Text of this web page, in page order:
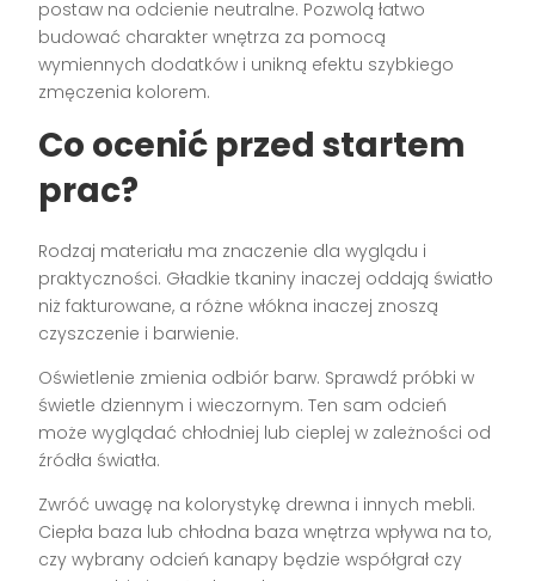
postaw na odcienie neutralne. Pozwolą łatwo
budować charakter wnętrza za pomocą
wymiennych dodatków i unikną efektu szybkiego
zmęczenia kolorem.
Co ocenić przed startem
prac?
Rodzaj materiału ma znaczenie dla wyglądu i
praktyczności. Gładkie tkaniny inaczej oddają światło
niż fakturowane, a różne włókna inaczej znoszą
czyszczenie i barwienie.
Oświetlenie zmienia odbiór barw. Sprawdź próbki w
świetle dziennym i wieczornym. Ten sam odcień
może wyglądać chłodniej lub cieplej w zależności od
źródła światła.
Zwróć uwagę na kolorystykę drewna i innych mebli.
Ciepła baza lub chłodna baza wnętrza wpływa na to,
czy wybrany odcień kanapy będzie współgrał czy